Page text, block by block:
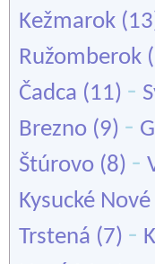
Kežmarok
Ružomberok
Čadca (11) -
Brezno (9) -
Štúrovo (8) -
Kysucké
Trstená (7) -